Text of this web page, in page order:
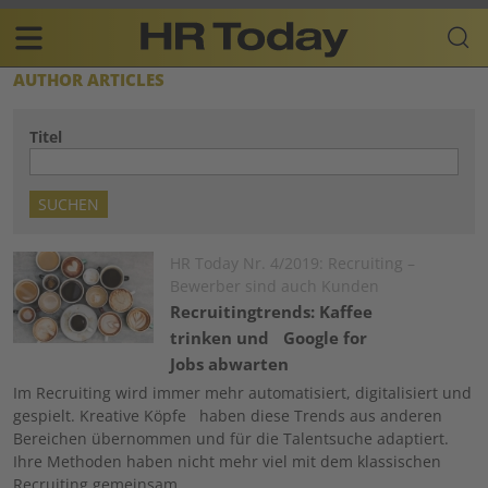
Skip
content
Plattform
für
Human
Main
DE
AUTHOR ARTICLES
Titel
Image
HR Today Nr. 4/2019: Recruiting –
Bewerber sind auch Kunden
Recruitingtrends: Kaffee
trinken und Google for
Jobs abwarten
Im Recruiting wird immer mehr automatisiert, digitalisiert und
gespielt. Kreative Köpfe haben diese Trends aus anderen
Bereichen übernommen und für die Talentsuche adaptiert.
Ihre Methoden haben nicht mehr viel mit dem klassischen